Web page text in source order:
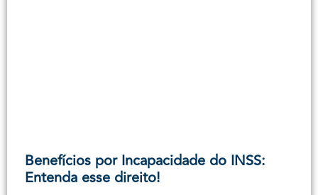
Benefícios por Incapacidade do INSS:
Entenda esse direito!